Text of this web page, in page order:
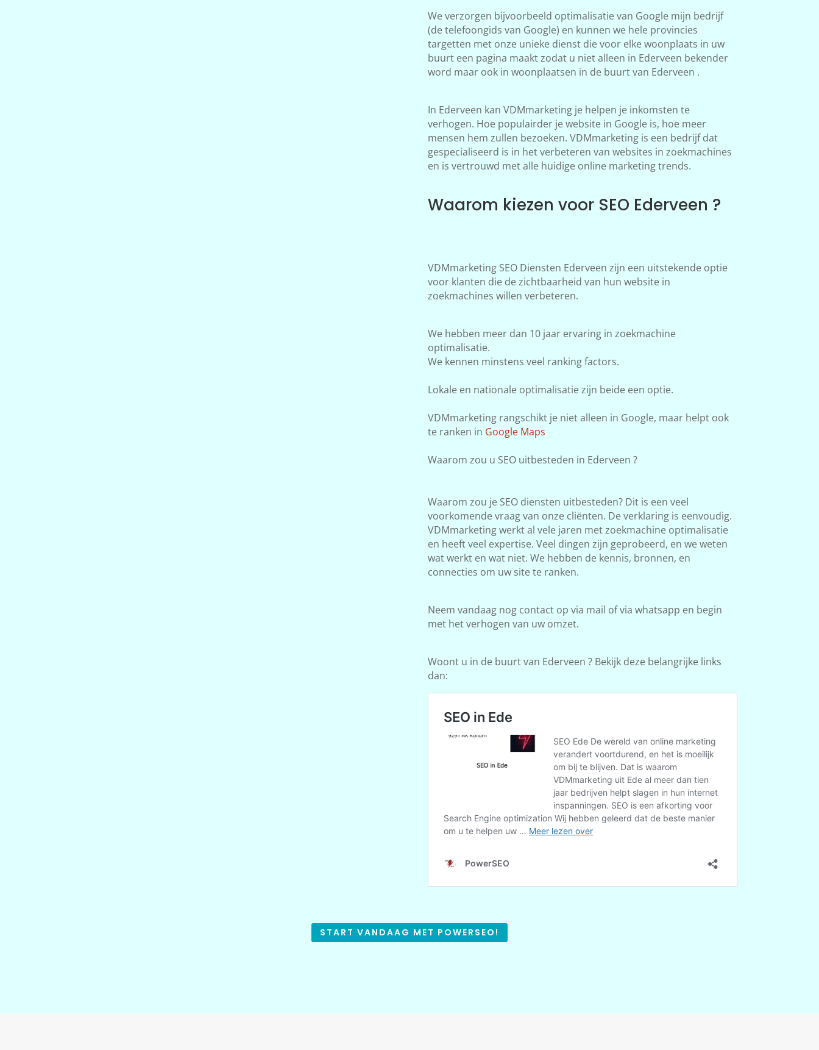
We verzorgen bijvoorbeeld optimalisatie van Google mijn bedrijf
(de telefoongids van Google) en kunnen we hele provincies
targetten met onze unieke dienst die voor elke woonplaats in uw
buurt een pagina maakt zodat u niet alleen in Ederveen bekender
word maar ook in woonplaatsen in de buurt van Ederveen .
In Ederveen kan VDMmarketing je helpen je inkomsten te
verhogen. Hoe populairder je website in Google is, hoe meer
mensen hem zullen bezoeken. VDMmarketing is een bedrijf dat
gespecialiseerd is in het verbeteren van websites in zoekmachines
en is vertrouwd met alle huidige online marketing trends.
Waarom kiezen voor SEO Ederveen ?
VDMmarketing SEO Diensten Ederveen zijn een uitstekende optie
voor klanten die de zichtbaarheid van hun website in
zoekmachines willen verbeteren.
We hebben meer dan 10 jaar ervaring in zoekmachine
optimalisatie.
We kennen minstens veel ranking factors.
Lokale en nationale optimalisatie zijn beide een optie.
VDMmarketing rangschikt je niet alleen in Google, maar helpt ook
te ranken in Google Maps
Waarom zou u SEO uitbesteden in Ederveen ?
Waarom zou je SEO diensten uitbesteden? Dit is een veel
voorkomende vraag van onze cliënten. De verklaring is eenvoudig.
VDMmarketing werkt al vele jaren met zoekmachine optimalisatie
en heeft veel expertise. Veel dingen zijn geprobeerd, en we weten
wat werkt en wat niet. We hebben de kennis, bronnen, en
connecties om uw site te ranken.
Neem vandaag nog contact op via mail of via whatsapp en begin
met het verhogen van uw omzet.
Woont u in de buurt van Ederveen ? Bekijk deze belangrijke links
dan:
START VANDAAG MET POWERSEO!